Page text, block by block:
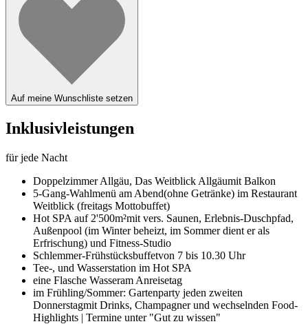
Auf meine Wunschliste setzen
Inklusivleistungen
für jede Nacht
Doppelzimmer Allgäu, Das Weitblick Allgäumit Balkon
5-Gang-Wahlmenü am Abend(ohne Getränke) im Restaurant
Weitblick (freitags Mottobuffet)
Hot SPA auf 2'500m²mit vers. Saunen, Erlebnis-Duschpfad,
Außenpool (im Winter beheizt, im Sommer dient er als
Erfrischung) und Fitness-Studio
Schlemmer-Frühstücksbuffetvon 7 bis 10.30 Uhr
Tee-, und Wasserstation im Hot SPA
eine Flasche Wasseram Anreisetag
im Frühling/Sommer: Gartenparty jeden zweiten
Donnerstagmit Drinks, Champagner und wechselnden Food-
Highlights | Termine unter "Gut zu wissen"